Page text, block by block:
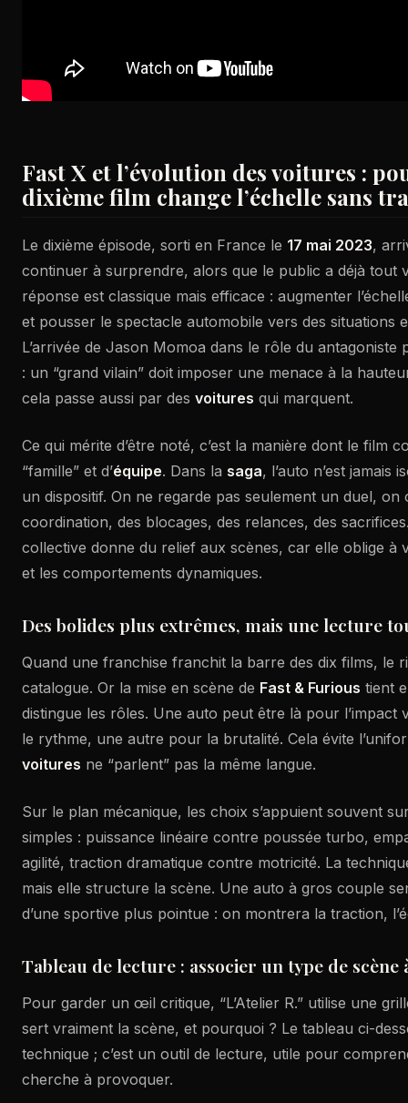
Fast X et l’évolution des voitures :
dixième film change l’échelle sans
Le dixième épisode, sorti en France le 17 mai 2023,
continuer à surprendre, alors que le public a déjà tout
réponse est classique mais efficace : augmenter
et pousser le spectacle automobile vers des situations
L’arrivée de Jason Momoa dans le rôle du antagoniste
: un “grand vilain” doit imposer une menace à la
cela passe aussi par des voitures qui marquent.
Ce qui mérite d’être noté, c’est la manière dont le film
“famille” et d’équipe. Dans la saga, l’auto n’est jamais
un dispositif. On ne regarde pas seulement un duel, on
coordination, des blocages, des relances, des
collective donne du relief aux scènes, car elle oblige à
et les comportements dynamiques.
Des bolides plus extrêmes, mais une lecture
Quand une franchise franchit la barre des dix films, le
catalogue. Or la mise en scène de Fast & Furious tient
distingue les rôles. Une auto peut être là pour l’impact
le rythme, une autre pour la brutalité. Cela évite
voitures ne “parlent” pas la même langue.
Sur le plan mécanique, les choix s’appuient souvent
simples : puissance linéaire contre poussée turbo,
agilité, traction dramatique contre motricité. La
mais elle structure la scène. Une auto à gros couple
d’une sportive plus pointue : on montrera la traction,
Tableau de lecture : associer un type de
Pour garder un œil critique, “L’Atelier R.” utilise une
sert vraiment la scène, et pourquoi ? Le tableau ci-
technique ; c’est un outil de lecture, utile pour
cherche à provoquer.